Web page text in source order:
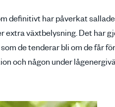
definitivt har påverkat
extra växtbelysning. Det har
de tenderar bli om de får
och någon under